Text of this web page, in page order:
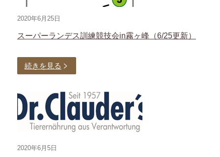
2020年6月25日
スーパーランデス訓練競技会in霧ヶ峰（6/25更新）
続きを見る
2020年6月5日